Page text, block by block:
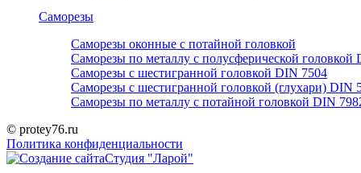
Саморезы
Саморезы оконные с потайной головкой
Саморезы по металлу с полусферической головкой
Саморезы с шестигранной головкой DIN 7504
Саморезы с шестигранной головкой (глухари) DIN
Саморезы по металлу с потайной головкой DIN
© protey76.ru
Политика конфиденциальности
Студия "Ларой"